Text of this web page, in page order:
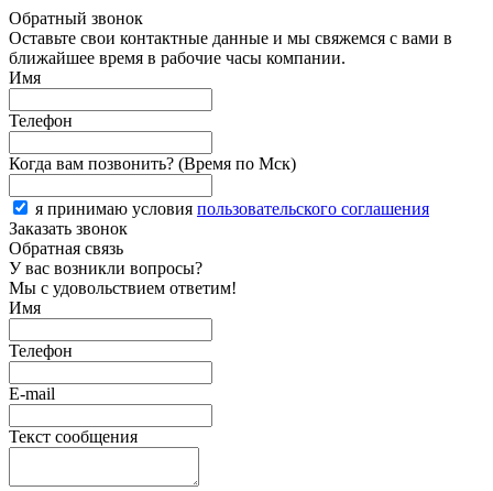
Обратный звонок
Оставьте свои контактные данные и мы свяжемся с вами в
ближайшее время в рабочие часы компании.
Имя
Телефон
Когда вам позвонить? (Время по Мск)
я принимаю условия пользовательского соглашения
Заказать звонок
Обратная связь
У вас возникли вопросы?
Мы с удовольствием ответим!
Имя
Телефон
E-mail
Текст сообщения